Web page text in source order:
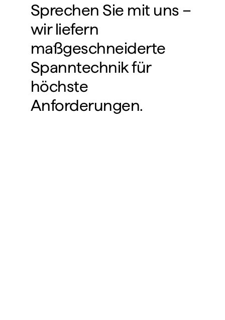
Sprechen Sie mit uns –
wir liefern
maßgeschneiderte
Spanntechnik für
höchste
Anforderungen.